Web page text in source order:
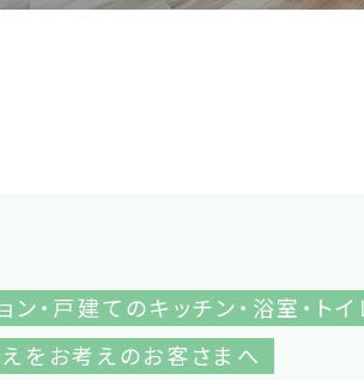
ン・戸建てのキッチン・浴室・ト
をお考えのお客さまへ